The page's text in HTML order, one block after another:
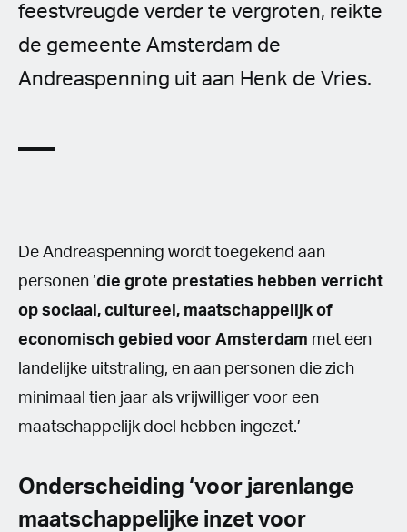
feestvreugde verder te vergroten, reikte
de gemeente Amsterdam de
Andreaspenning uit aan Henk de Vries.
De Andreaspenning wordt toegekend aan
personen ‘die grote prestaties hebben verricht
op sociaal, cultureel, maatschappelijk of
economisch gebied voor Amsterdam met een
landelijke uitstraling, en aan personen die zich
minimaal tien jaar als vrijwilliger voor een
maatschappelijk doel hebben ingezet.’
Onderscheiding ‘voor jarenlange
maatschappelijke inzet voor